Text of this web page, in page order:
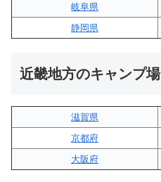
岐阜県
静岡県
近畿地方のキャンプ場
滋賀県
京都府
大阪府